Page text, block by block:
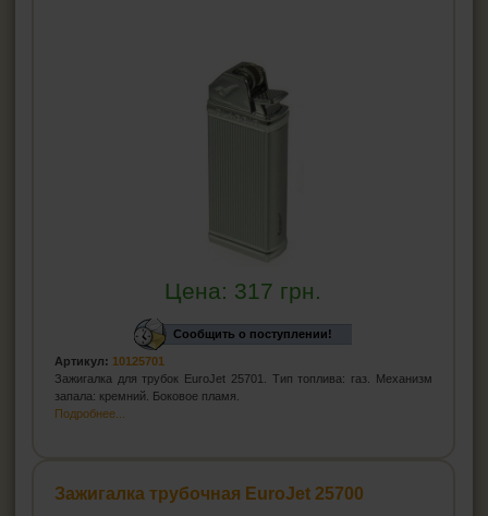
Цена: 317 грн.
Сообщить о поступлении!
Артикул: 10125701
Зажигалка для трубок EuroJet 25701. Тип топлива: газ. Механизм
запала: кремний. Боковое пламя.
Подробнее...
Зажигалка трубочная EuroJet 25700